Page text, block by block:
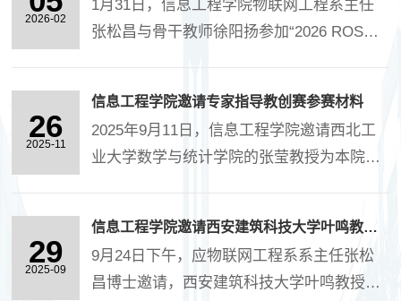
会后，郑教授受聘为学院特聘教授，....
么、对我们的教育意味着什么、作为教师该
怎么做”这三大问题。孙教授指出，AI技术使
根本性挑战。他系统拆解大模型与智能体技
术本质，深入剖析AI对高等教育的五重冲
击，并立足工科教师教学实际，....
2026-02
1月31日，信息工程学院物联网工程系主任
张松昌与骨干教师徐阳扬参加“2026 ROS无
主办，汇聚西安电子科技大学、西北工业大
学、西安理工大学、长安大学、西安文理学
院等高校及多家科技企业代表，聚焦ROS无
实践。 会议围绕智能无人系统技术前沿、赛
事组织经验及人才培养路径展开深入研讨，
分享了RoboRacer China等赛事的实践案例
26
2025-11
信息工程学院邀请专家指导教创赛参赛材料
2025年9月11日，信息工程学院邀请西北工
业大学数学与统计学院的张莹教授为本院参
奖，对教创赛的政策、评分标准等有精准的
把握。 张莹教授通过对信工院教师参赛材料
的深入分析，从课程简介、课程改革历程、
29
2025-09
信息工程学院邀请西安建筑科技大学叶鸣教授做学术报告
9月24日下午，应物联网工程系系主任张松
昌博士邀请，西安建筑科技大学叶鸣教授莅